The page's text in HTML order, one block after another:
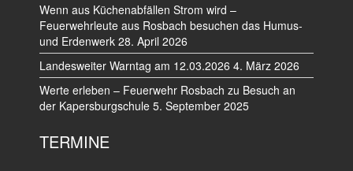
Wenn aus Küchenabfällen Strom wird –
Feuerwehrleute aus Rosbach besuchen das Humus-
und Erdenwerk 28. April 2026
Landesweiter Warntag am 12.03.2026 4. März 2026
Werte erleben – Feuerwehr Rosbach zu Besuch an
der Kapersburgschule 5. September 2025
TERMINE